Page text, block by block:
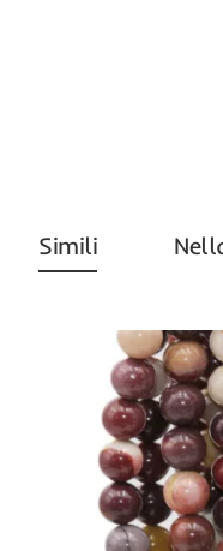
Simili